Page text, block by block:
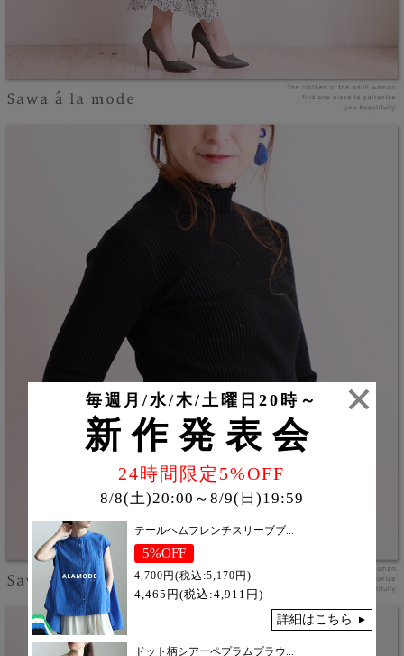
毎週月/水/木/土曜日20時～
新作発表会
24時間限定5%OFF
8/8(土)20:00～8/9(日)19:59
テールヘムフレンチスリーブブ...
5%OFF
4,700円(税込:5,170円)
4,465円(税込:4,911円)
詳細はこちら
ドット柄シアーペプラムブラウ...